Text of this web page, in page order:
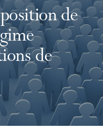
de
de